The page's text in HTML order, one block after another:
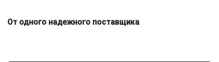
От одного надежного поставщика